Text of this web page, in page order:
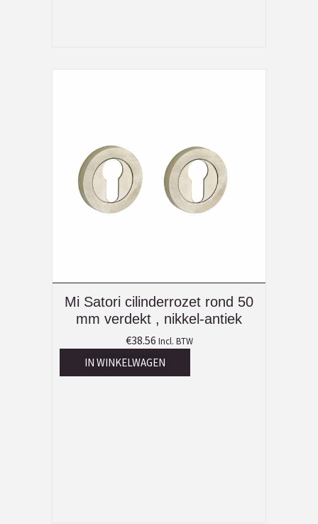
Mi Satori cilinderrozet rond 50
mm verdekt , nikkel-antiek
€38.56 Incl. BTW
IN WINKELWAGEN